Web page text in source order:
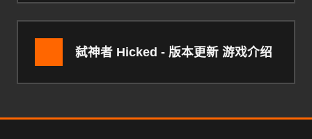
弑神者 Hicked - 版本更新 游戏介绍